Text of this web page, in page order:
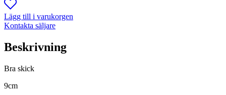
Lägg till i varukorgen
Kontakta säljare
Beskrivning
Bra skick
9cm